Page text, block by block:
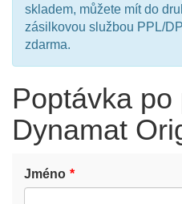
skladem, můžete mít do
zásilkovou službou PPL/
zdarma.
Poptávka po
Dynamat
Jméno